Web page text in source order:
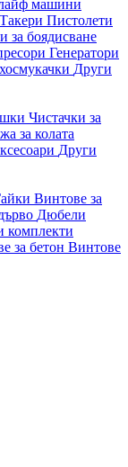
машини
Такери Пистолети
за боядисване
Генератори
Други
Чистачки за
за колата
Други
Винтове за
Дюбели
за бетон Винтове